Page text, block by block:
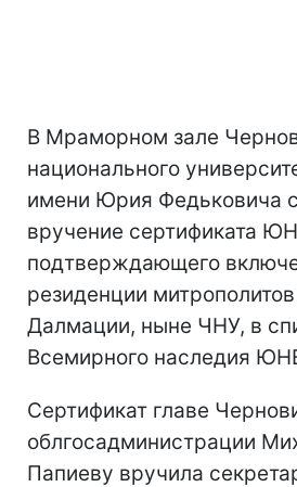
В Мраморном зале
национального
имени Юрия Федьковича
вручение сертификата
подтверждающего
резиденции
Далмации, ныне ЧНУ, в
Всемирного наследия
Сертификат главе
облгосадминистрации
Папиеву вручила